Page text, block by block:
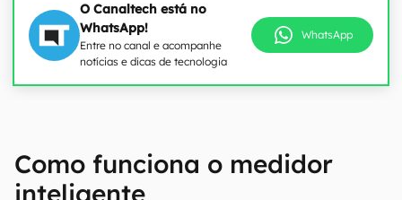
O Canaltech está no
WhatsApp!
Entre no canal e acompanhe
notícias e dicas de tecnologia
WhatsApp